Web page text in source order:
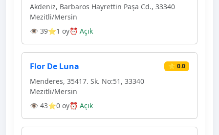
Akdeniz, Barbaros Hayrettin Paşa Cd., 33340
Mezitli/Mersin
👁 39⭐1 oy⏰ Açık
Flor De Luna ⭐ 0.0
Menderes, 35417. Sk. No:51, 33340
Mezitli/Mersin
👁 43⭐0 oy⏰ Açık